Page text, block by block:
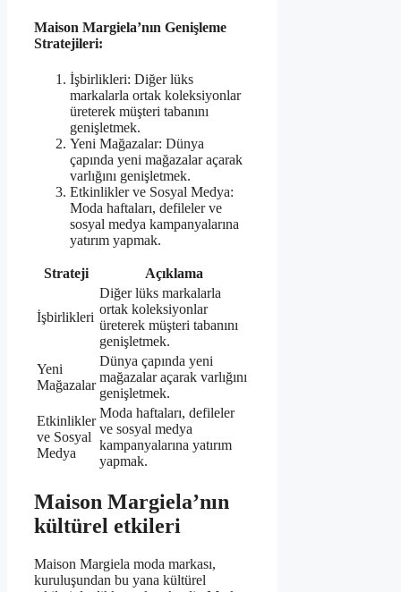
Maison Margiela’nın Genişleme
Stratejileri:
İşbirlikleri: Diğer lüks
markalarla ortak koleksiyonlar
üreterek müşteri tabanını
genişletmek.
Yeni Mağazalar: Dünya
çapında yeni mağazalar açarak
varlığını genişletmek.
Etkinlikler ve Sosyal Medya:
Moda haftaları, defileler ve
sosyal medya kampanyalarına
yatırım yapmak.
Strateji Açıklama
İşbirlikleri
Diğer lüks markalarla
ortak koleksiyonlar
üreterek müşteri tabanını
genişletmek.
Yeni
Mağazalar
Dünya çapında yeni
mağazalar açarak varlığını
genişletmek.
Etkinlikler
ve Sosyal
Medya
Moda haftaları, defileler
ve sosyal medya
kampanyalarına yatırım
yapmak.
Maison Margiela’nın
kültürel etkileri
Maison Margiela moda markası,
kuruluşundan bu yana kültürel